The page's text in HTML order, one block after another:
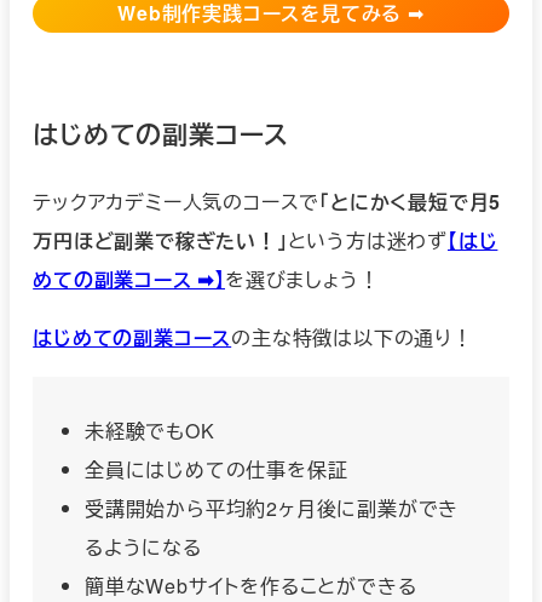
Web制作実践コースを見てみる ➡︎
はじめての副業コース
テックアカデミー人気のコースで「とにかく最短で月5
万円ほど副業で稼ぎたい！」という方は迷わず【はじ
めての副業コース ➡︎】を選びましょう！
はじめての副業コースの主な特徴は以下の通り！
未経験でもOK
全員にはじめての仕事を保証
受講開始から平均約2ヶ月後に副業ができ
るようになる
簡単なWebサイトを作ることができる